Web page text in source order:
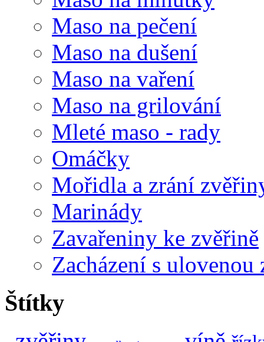
Maso na pečení
Maso na dušení
Maso na vaření
Maso na grilování
Mleté maso - rady
Omáčky
Mořidla a zrání
Marinády
Zavařeniny ke zvěřině
Zacházení s ulovenou
Štítky